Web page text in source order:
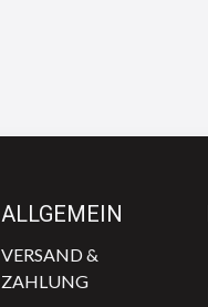
ALLGEMEIN
VERSAND & ​
ZAHLUNG